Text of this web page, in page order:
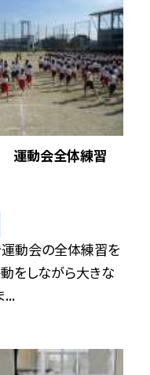
運動会全体練習
運動会の全体練習を
をしながら大きな
...